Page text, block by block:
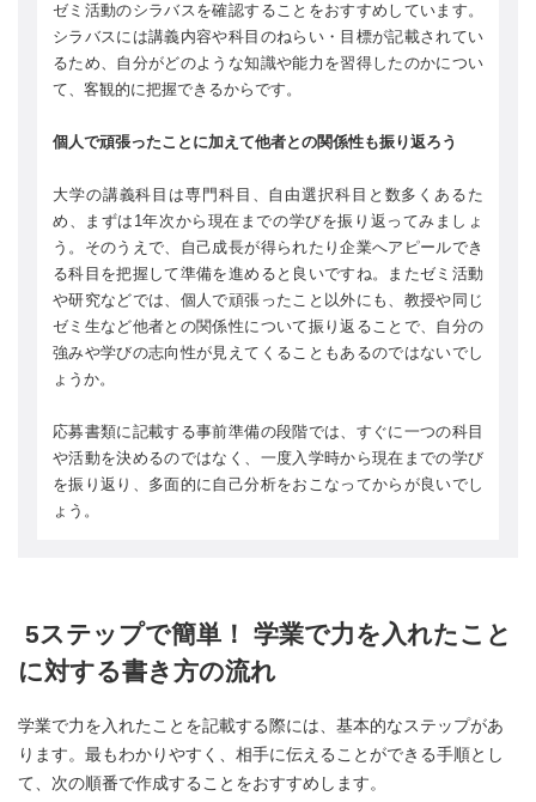
ゼミ活動のシラバスを確認することをおすすめしています。
シラバスには講義内容や科目のねらい・目標が記載されてい
るため、自分がどのような知識や能力を習得したのかについ
て、客観的に把握できるからです。
個人で頑張ったことに加えて他者との関係性も振り返ろう
大学の講義科目は専門科目、自由選択科目と数多くあるた
め、まずは1年次から現在までの学びを振り返ってみましょ
う。そのうえで、自己成長が得られたり企業へアピールでき
る科目を把握して準備を進めると良いですね。またゼミ活動
や研究などでは、個人で頑張ったこと以外にも、教授や同じ
ゼミ生など他者との関係性について振り返ることで、自分の
強みや学びの志向性が見えてくることもあるのではないでし
ょうか。
応募書類に記載する事前準備の段階では、すぐに一つの科目
や活動を決めるのではなく、一度入学時から現在までの学び
を振り返り、多面的に自己分析をおこなってからが良いでし
ょう。
5ステップで簡単！ 学業で力を入れたこと
に対する書き方の流れ
学業で力を入れたことを記載する際には、基本的なステップがあ
ります。最もわかりやすく、相手に伝えることができる手順とし
て、次の順番で作成することをおすすめします。